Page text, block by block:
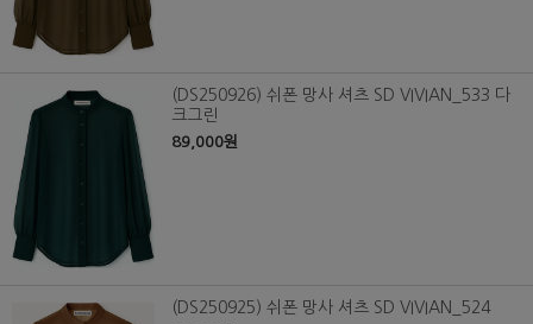
(DS250926) 쉬폰 망사 셔츠 SD VIVIAN_533 다
크그린
89,000원
(DS250925) 쉬폰 망사 셔츠 SD VIVIAN_524